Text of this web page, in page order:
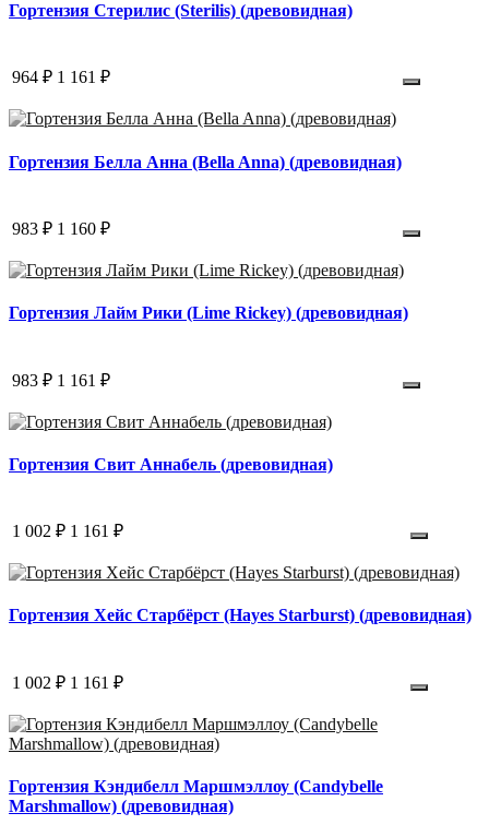
Гортензия Стерилис (Sterilis) (древовидная)
964 ₽ 1 161 ₽
Гортензия Белла Анна (Bella Anna) (древовидная)
983 ₽ 1 160 ₽
Гортензия Лайм Рики (Lime Rickey) (древовидная)
983 ₽ 1 161 ₽
Гортензия Свит Аннабель (древовидная)
1 002 ₽ 1 161 ₽
Гортензия Хейс Старбёрст (Hayes Starburst) (древовидная)
1 002 ₽ 1 161 ₽
Гортензия Кэндибелл Маршмэллоу (Candybelle
Marshmallow) (древовидная)